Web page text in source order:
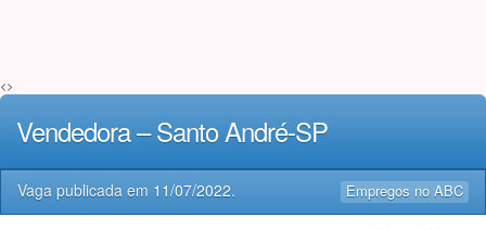
<>
Vendedora – Santo André-SP
Empregos no ABC
Vaga publicada em 11/07/2022.